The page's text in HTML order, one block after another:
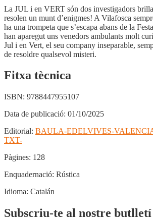
La JUL i en VERT són dos investigadors
resolen un munt d’enigmes! A Vilafosca
ha una trompeta que s’escapa abans de la
han aparegut uns venedors ambulants molt
Jul i en Vert, el seu company inseparable,
de resoldre qualsevol misteri.
Fitxa tècnica
ISBN: 9788447955107
Data de publicació: 01/10/2025
Editorial: BAULA-EDELVIVES-
TXT-
Pàgines: 128
Enquadernació: Rústica
Idioma: Catalán
Subscriu-te al nostre